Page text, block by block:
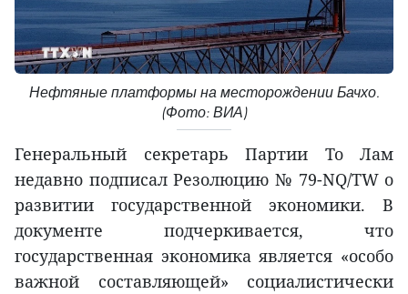
Нефтяные платформы на месторождении Бачхо.
(Фото: ВИА)
Генеральный секретарь Партии То Лам
недавно подписал Резолюцию № 79-NQ/TW о
развитии государственной экономики. В
документе подчеркивается, что
государственная экономика является «особо
важной составляющей» социалистически